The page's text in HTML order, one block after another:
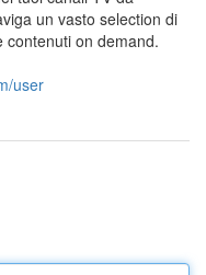
un vasto selection di
contenuti on demand.
user